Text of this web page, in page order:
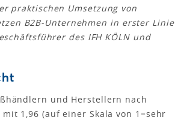
praktischen Umsetzung von
B2B-Unternehmen in erster Linie
des IFH KÖLN und
und Herstellern nach
1,96 (auf einer Skala von 1=sehr